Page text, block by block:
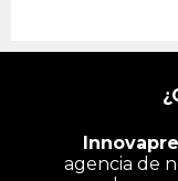
agencia de